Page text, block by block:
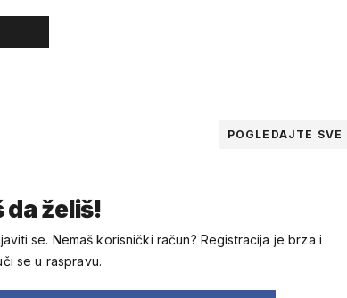
POGLEDAJTE SVE
da želiš!
se. Nemaš korisnički račun? Registracija je brza i
se u raspravu.